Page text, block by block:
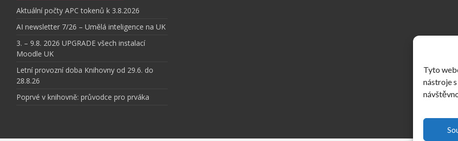
Tyto
nástroje
Aktuální počty APC tokenů k 3.8.2026
AI newsletter 7/26 – Umělá inteligence na UK
3. – 9.8. 2026 UPGRADE všech instalací
Moodle UK
Letní provozní doba Knihovny od 29.6. do
28.8.26
Poprvé v knihovně: průvodce pro prváka